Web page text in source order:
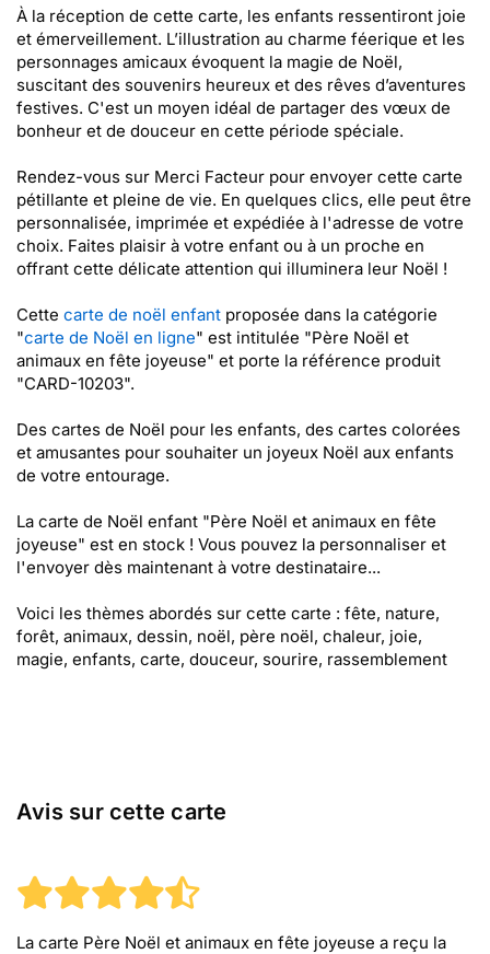
À la réception de cette carte, les enfants ressentiront joie
et émerveillement. L’illustration au charme féerique et les
personnages amicaux évoquent la magie de Noël,
suscitant des souvenirs heureux et des rêves d’aventures
festives. C'est un moyen idéal de partager des vœux de
bonheur et de douceur en cette période spéciale.
Rendez-vous sur Merci Facteur pour envoyer cette carte
pétillante et pleine de vie. En quelques clics, elle peut être
personnalisée, imprimée et expédiée à l'adresse de votre
choix. Faites plaisir à votre enfant ou à un proche en
offrant cette délicate attention qui illuminera leur Noël !
Cette carte de noël enfant proposée dans la catégorie
"carte de Noël en ligne" est intitulée "Père Noël et
animaux en fête joyeuse" et porte la référence produit
"CARD-10203".
Des cartes de Noël pour les enfants, des cartes colorées
et amusantes pour souhaiter un joyeux Noël aux enfants
de votre entourage.
La carte de Noël enfant "Père Noël et animaux en fête
joyeuse" est en stock ! Vous pouvez la personnaliser et
l'envoyer dès maintenant à votre destinataire...
Voici les thèmes abordés sur cette carte : fête, nature,
forêt, animaux, dessin, noël, père noël, chaleur, joie,
magie, enfants, carte, douceur, sourire, rassemblement
Avis sur cette carte
La carte Père Noël et animaux en fête joyeuse a reçu la